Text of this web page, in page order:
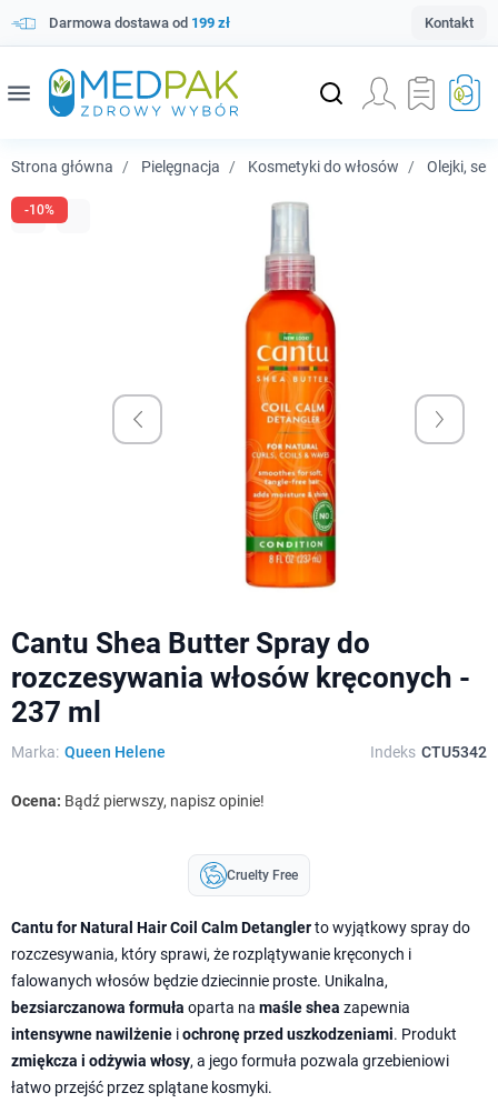
Darmowa dostawa od 199 zł Kontakt
menu
Strona główna Pielęgnacja Kosmetyki do włosów Olejki,
-10%
Cantu Shea Butter Spray do
rozczesywania włosów kręconych -
237 ml
Marka: Queen Helene Indeks CTU5342
Ocena: Bądź pierwszy, napisz opinie!
Cruelty Free
Cantu for Natural Hair Coil Calm Detanglerto wyjątkowy spray do
rozczesywania, który sprawi, że rozplątywanie kręconych i
falowanych włosów będzie dziecinnie proste. Unikalna,
bezsiarczanowa formuła oparta na maśle shea zapewnia
intensywne nawilżenie iochronę przed uszkodzeniami. Produkt
zmiękcza i odżywia włosy, a jego formuła pozwala grzebieniowi
łatwo przejść przez splątane kosmyki.